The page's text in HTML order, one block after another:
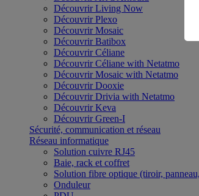
Découvrir Living Now
Découvrir Plexo
Découvrir Mosaic
Découvrir Batibox
Découvrir Céliane
Découvrir Céliane with Netatmo
Découvrir Mosaic with Netatmo
Découvrir Dooxie
Découvrir Drivia with Netatmo
Découvrir Keva
Découvrir Green-I
Sécurité, communication et réseau
Réseau informatique
Solution cuivre RJ45
Baie, rack et coffret
Solution fibre optique (tiroir,
Onduleur